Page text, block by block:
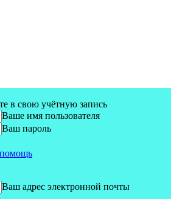
в свою учётную запись
Ваше имя пользователя
Ваш пароль
Ваш адрес электронной почты